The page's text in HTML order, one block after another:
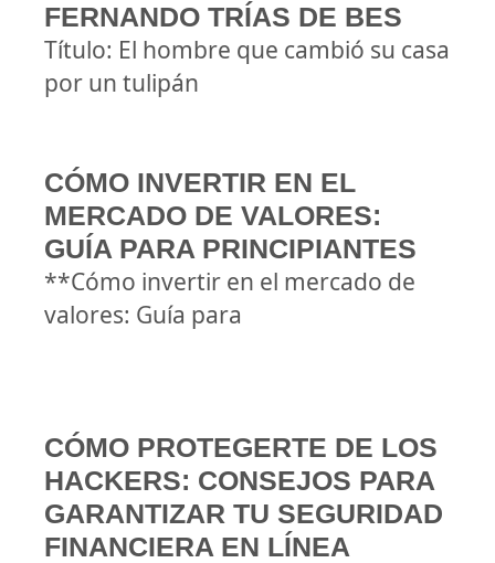
FERNANDO TRÍAS DE BES
Título: El hombre que cambió su casa
por un tulipán
CÓMO INVERTIR EN EL
MERCADO DE VALORES:
GUÍA PARA PRINCIPIANTES
**Cómo invertir en el mercado de
valores: Guía para
CÓMO PROTEGERTE DE LOS
HACKERS: CONSEJOS PARA
GARANTIZAR TU SEGURIDAD
FINANCIERA EN LÍNEA